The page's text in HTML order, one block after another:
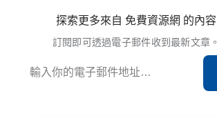
探索更多來自 免費資源網 的內容
訂閱即可透過電子郵件收到最新文章。